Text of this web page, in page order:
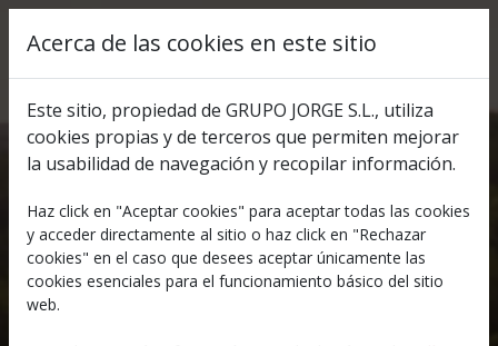
Pasar al contenido principal
Select your
Acerca de las cookies en este sitio
Este sitio, propiedad de GRUPO JORGE S.L., utiliza
cookies propias y de terceros que permiten mejorar
la usabilidad de navegación y recopilar información.
Haz click en "Aceptar cookies" para aceptar todas las cookies
y acceder directamente al sitio o haz click en "Rechazar
cookies" en el caso que desees aceptar únicamente las
cookies esenciales para el funcionamiento básico del sitio
web.